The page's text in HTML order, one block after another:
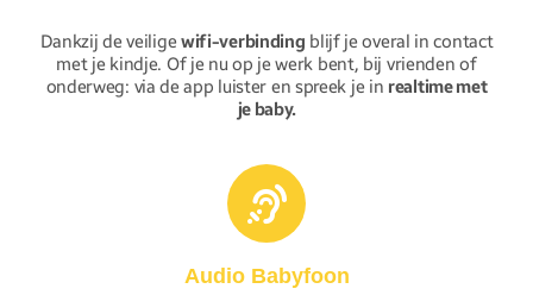
Dankzij de veiligewifi-verbinding blijf je overal in contact
met je kindje. Of je nu op je werk bent, bij vrienden of
onderweg: via de app luister en spreek je in realtime met
je baby.
Audio Babyfoon